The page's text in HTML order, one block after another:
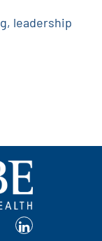
leadership